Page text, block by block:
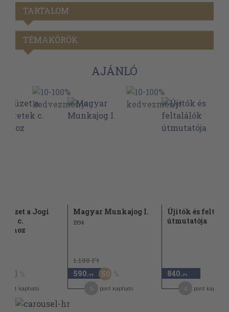
TARTALOM
TÉMAKÖRÖK
AJÁNLÓ
a Jogi
c.
50
pont kapható
Magyar Munkajog I.
1994
1.180 Ft
590 ,-Ft 50
pont kapható
Újitók és
útmutatója
840 ,-Ft
pont kapható